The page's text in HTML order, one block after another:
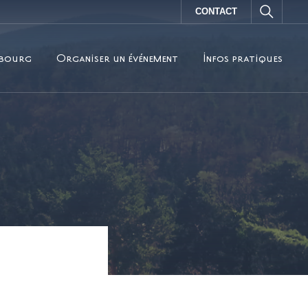
CONTACT
Organiser un événement Infos pratiques